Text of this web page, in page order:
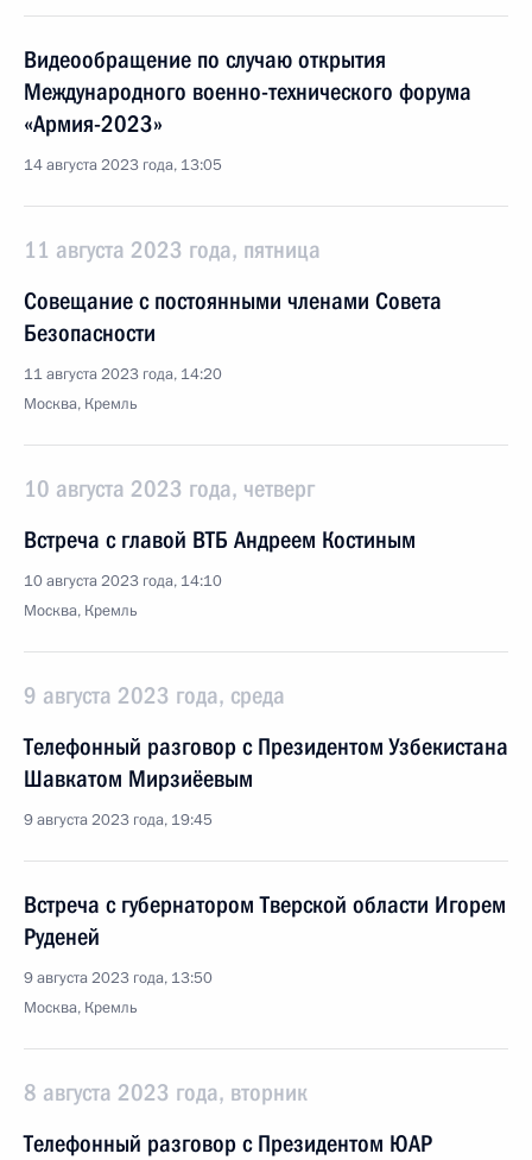
Видеообращение по случаю открытия
Международного военно-технического форума
«Армия-2023»
14 августа 2023 года, 13:05
11 августа 2023 года, пятница
Совещание с постоянными членами Совета
Безопасности
11 августа 2023 года, 14:20
Москва, Кремль
10 августа 2023 года, четверг
Встреча с главой ВТБ Андреем Костиным
10 августа 2023 года, 14:10
Москва, Кремль
9 августа 2023 года, среда
Телефонный разговор с Президентом Узбекистана
Шавкатом Мирзиёевым
9 августа 2023 года, 19:45
Встреча с губернатором Тверской области Игорем
Руденей
9 августа 2023 года, 13:50
Москва, Кремль
8 августа 2023 года, вторник
Телефонный разговор с Президентом ЮАР